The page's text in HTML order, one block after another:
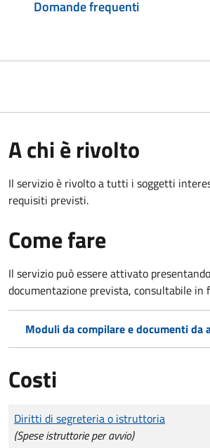
Domande frequenti
A chi è rivolto
Il servizio è rivolto a tutti i soggetti
requisiti previsti.
Come fare
Il servizio può essere attivato
documentazione prevista, consultabile in
Moduli da compilare e documenti da
Costi
Tipo di pagamento
Importo
Diritti di segreteria o istruttoria
(Spese istruttorie per avvio)